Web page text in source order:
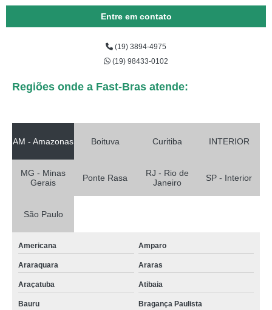
Entre em contato
(19) 3894-4975
(19) 98433-0102
Regiões onde a Fast-Bras atende:
AM - Amazonas Boituva Curitiba INTERIOR
MG - Minas
Gerais
Ponte Rasa
RJ - Rio de
Janeiro
SP - Interior
São Paulo
Americana Amparo
Araraquara Araras
Araçatuba Atibaia
Bauru Bragança Paulista